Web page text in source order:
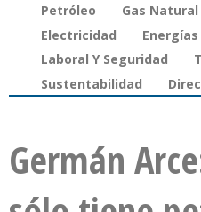
Petróleo Gas Natural
Electricidad
Laboral Y Seguridad
Sustentabilidad
Germán